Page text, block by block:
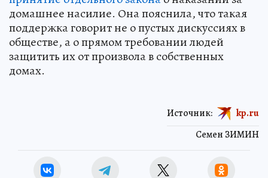
домашнее насилие. Она пояснила, что такая
поддержка говорит не о пустых дискуссиях в
обществе, а о прямом требовании людей
защитить их от произвола в собственных
домах.
Семен ЗИМИН
Источник: kp.ru